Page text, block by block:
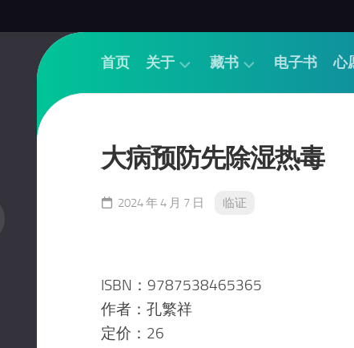
首页 关于
联
系
品
捐
钱
藏书
基
础
诊
本
电子书 心
大病预防先除湿热毒
2024 年 4 月 7 日 临证
ISBN：9787538465365
作者：孔繁祥
定价：26